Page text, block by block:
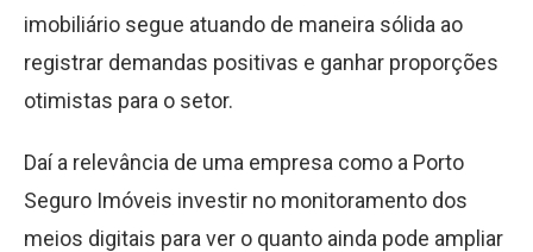
imobiliário segue atuando de maneira sólida ao
registrar demandas positivas e ganhar proporções
otimistas para o setor.
Daí a relevância de uma empresa como a Porto
Seguro Imóveis investir no monitoramento dos
meios digitais para ver o quanto ainda pode ampliar